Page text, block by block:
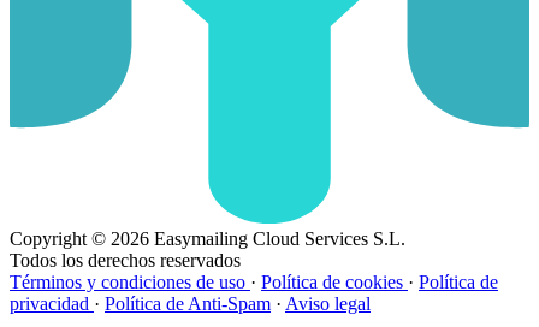
Copyright © 2026 Easymailing Cloud Services S.L.
Todos los derechos reservados
Términos y condiciones de uso · Política de cookies · Política de
privacidad · Política de Anti-Spam · Aviso legal